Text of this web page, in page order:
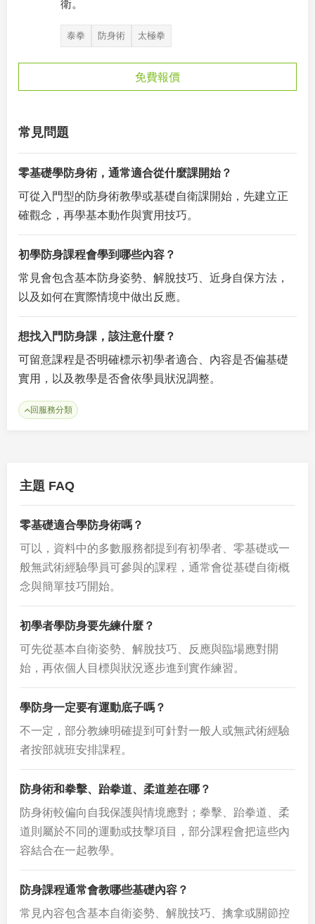
衛。
泰拳 防身術 太極拳
免費報價
常見問題
零基礎學防身術，通常適合從什麼課開始？
可從入門型的防身術教學或基礎自衛課開始，先建立正
確觀念，再學基本動作與實用技巧。
初學防身課程會學到哪些內容？
常見會包含基本防身姿勢、解脫技巧、近身自保方法，
以及如何在實際情境中做出反應。
想找入門防身課，該注意什麼？
可留意課程是否明確標示初學者適合、內容是否偏基礎
實用，以及教學是否會依學員狀況調整。
回服務分類
主題 FAQ
零基礎適合學防身術嗎？
可以，資料中的多數服務都提到有初學者、零基礎或一
般無武術經驗學員可參與的課程，通常會從基礎自衛概
念與簡單技巧開始。
初學者學防身要先練什麼？
可先從基本自衛姿勢、解脫技巧、反應與臨場應對開
始，再依個人目標與狀況逐步進到實作練習。
學防身一定要有運動底子嗎？
不一定，部分教練明確提到可針對一般人或無武術經驗
者按部就班安排課程。
防身術和拳擊、跆拳道、柔道差在哪？
防身術較偏向自我保護與情境應對；拳擊、跆拳道、柔
道則屬於不同的運動或技擊項目，部分課程會把這些內
容結合在一起教學。
防身課程通常會教哪些基礎內容？
常見內容包含基本自衛姿勢、解脫技巧、擒拿或關節控